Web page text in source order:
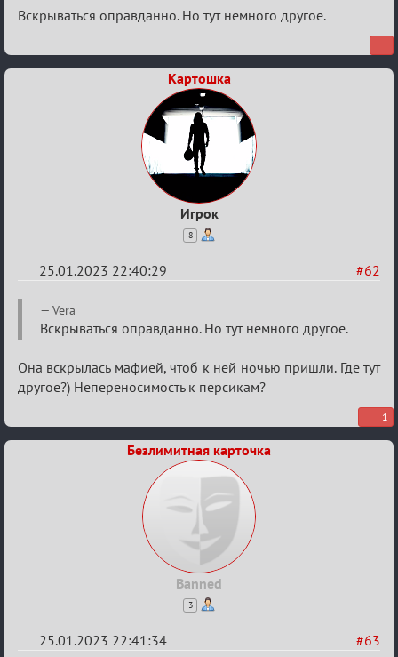
Вскрываться оправданно. Но тут немного другое.
Картошка
Игрок
8
#62
25.01.2023 22:40:29
Re:
Обсуждение
Vera
Вскрываться оправданно. Но тут немного другое.
Она вскрылась мафией, чтоб к ней ночью пришли. Где тут
другое?) Непереносимость к персикам?
1
Безлимитная карточка
Banned
3
#63
25.01.2023 22:41:34